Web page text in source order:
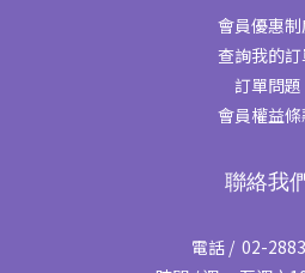
會員優惠
查詢我的
訂單問題
會員權益條
聯絡我
電話 / 02-